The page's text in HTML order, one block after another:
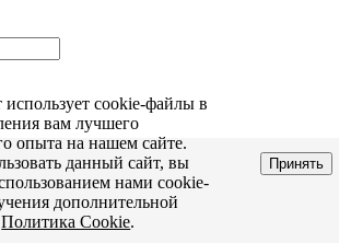
cookie-файлы в
вам лучшего
опыта на нашем сайте.
данный сайт, вы
нами cookie-
дополнительной
Политика Cookie.
Принять